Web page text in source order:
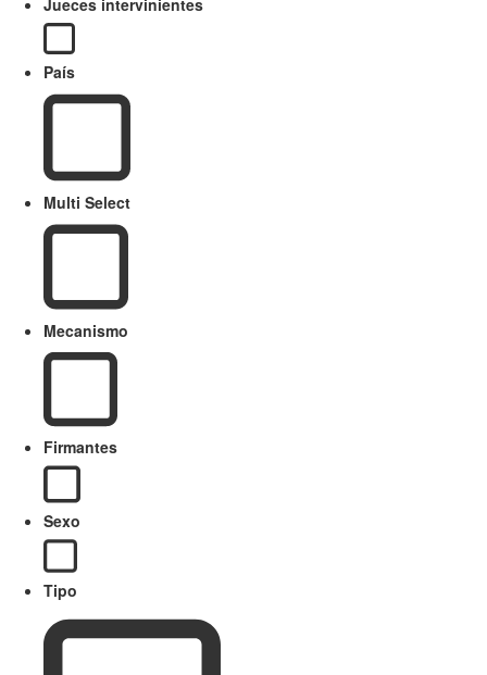
País
Multi Select
Mecanismo
Firmantes
Sexo
Tipo